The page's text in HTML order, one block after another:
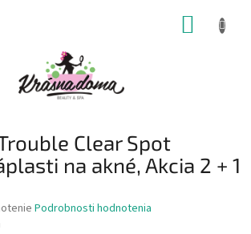
Clear Spot
na akné, Akcia 2 + 1
Podrobnosti hodnotenia